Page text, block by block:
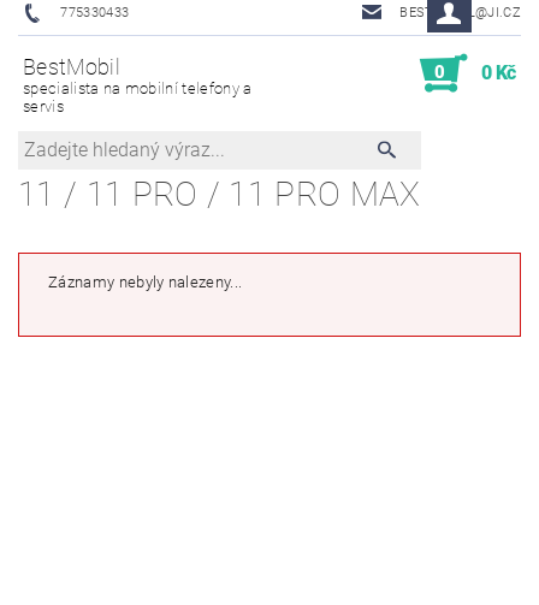
775330433 BESTMOBIL@JI.CZ
BestMobil
specialista na mobilní telefony a
servis
0 0 Kč
11 / 11 PRO / 11 PRO MAX
Záznamy nebyly nalezeny...